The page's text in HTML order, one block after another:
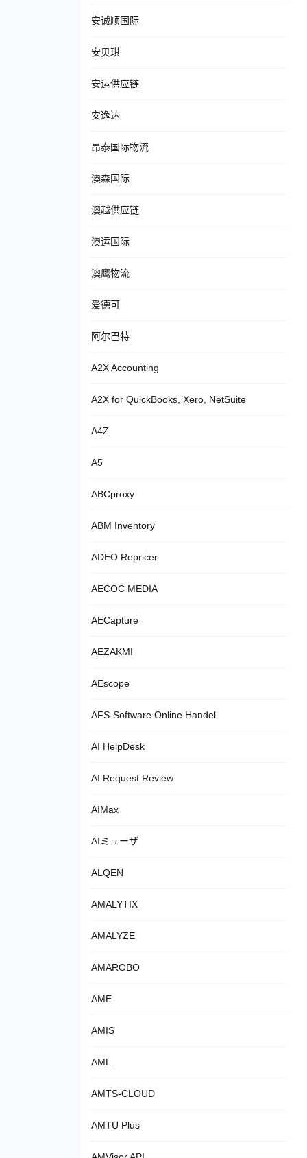
安诚顺国际
安贝琪
安运供应链
安逸达
昂泰国际物流
澳森国际
澳越供应链
澳运国际
澳鹰物流
爱德可
阿尔巴特
A2X Accounting
A2X for QuickBooks, Xero, NetSuite
A4Z
A5
ABCproxy
ABM Inventory
ADEO Repricer
AECOC MEDIA
AECapture
AEZAKMI
AEscope
AFS-Software Online Handel
AI HelpDesk
AI Request Review
AIMax
AIミューザ
ALQEN
AMALYTIX
AMALYZE
AMAROBO
AME
AMIS
AML
AMTS-CLOUD
AMTU Plus